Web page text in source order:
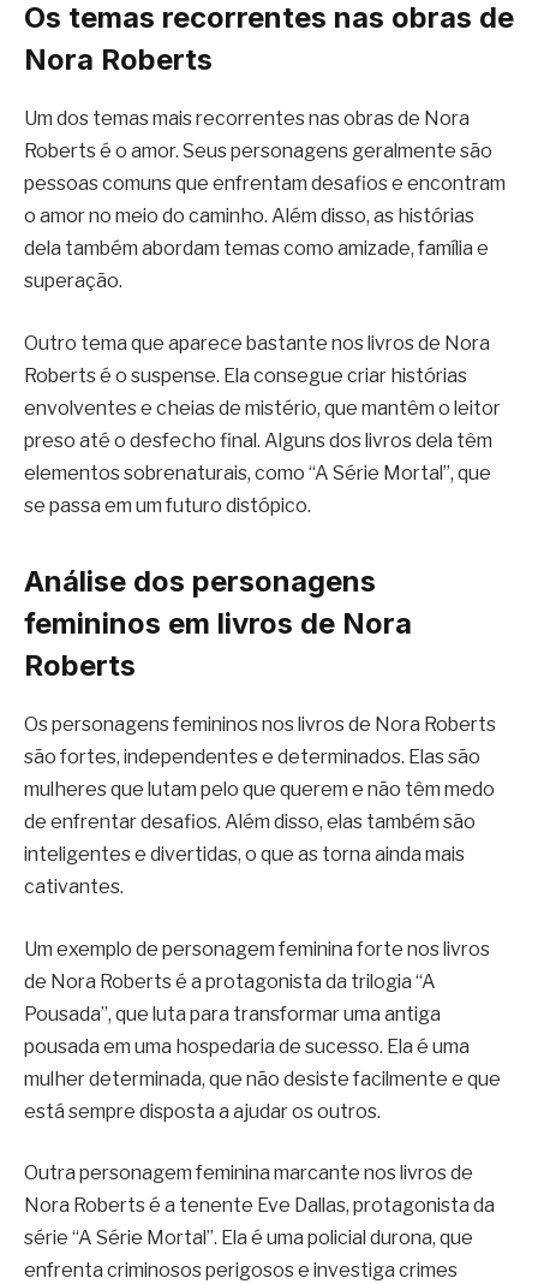
Os temas recorrentes nas obras de
Nora Roberts
Um dos temas mais recorrentes nas obras de Nora
Roberts é o amor. Seus personagens geralmente são
pessoas comuns que enfrentam desafios e encontram
o amor no meio do caminho. Além disso, as histórias
dela também abordam temas como amizade, família e
superação.
Outro tema que aparece bastante nos livros de Nora
Roberts é o suspense. Ela consegue criar histórias
envolventes e cheias de mistério, que mantêm o leitor
preso até o desfecho final. Alguns dos livros dela têm
elementos sobrenaturais, como “A Série Mortal”, que
se passa em um futuro distópico.
Análise dos personagens
femininos em livros de Nora
Roberts
Os personagens femininos nos livros de Nora Roberts
são fortes, independentes e determinados. Elas são
mulheres que lutam pelo que querem e não têm medo
de enfrentar desafios. Além disso, elas também são
inteligentes e divertidas, o que as torna ainda mais
cativantes.
Um exemplo de personagem feminina forte nos livros
de Nora Roberts é a protagonista da trilogia “A
Pousada”, que luta para transformar uma antiga
pousada em uma hospedaria de sucesso. Ela é uma
mulher determinada, que não desiste facilmente e que
está sempre disposta a ajudar os outros.
Outra personagem feminina marcante nos livros de
Nora Roberts é a tenente Eve Dallas, protagonista da
série “A Série Mortal”. Ela é uma policial durona, que
enfrenta criminosos perigosos e investiga crimes